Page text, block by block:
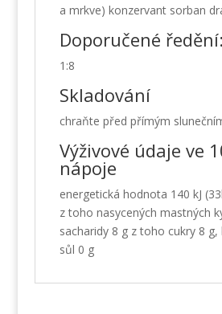
a mrkve) konzervant sorban
Doporučené ředění:
1:8
Skladování
chraňte před přímým
Výživové údaje ve
nápoje
energetická hodnota 140 kJ
z toho nasycených mastných
sacharidy 8 g z toho cukry 8 g,
sůl 0 g